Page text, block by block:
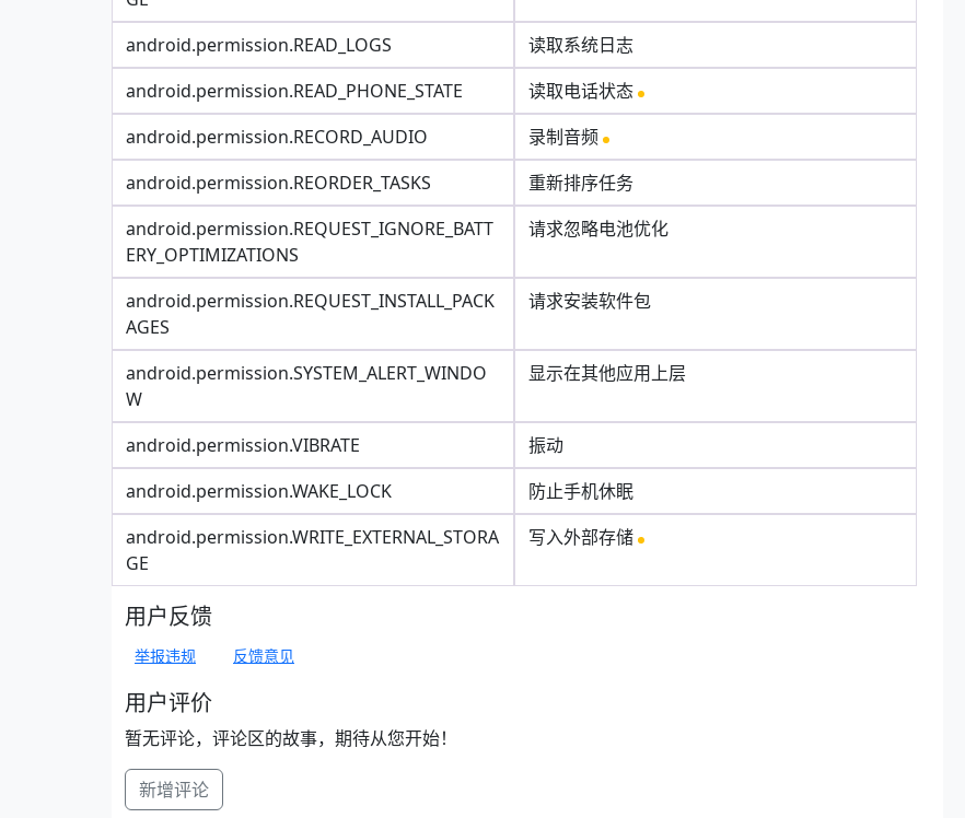
android.permission.READ_LOGS
读取系统日志
android.permission.READ_PHONE_STATE
读取电话状态
android.permission.RECORD_AUDIO
录制音频
android.permission.REORDER_TASKS
重新排序任务
android.permission.REQUEST_IGNORE_BATT
ERY_OPTIMIZATIONS
请求忽略电池优化
android.permission.REQUEST_INSTALL_PACK
AGES
请求安装软件包
android.permission.SYSTEM_ALERT_WINDO
W
显示在其他应用上层
android.permission.VIBRATE
振动
android.permission.WAKE_LOCK
防止手机休眠
android.permission.WRITE_EXTERNAL_STORA
GE
写入外部存储
用户反馈
举报违规 反馈意见
用户评价
暂无评论，评论区的故事，期待从您开始！
新增评论